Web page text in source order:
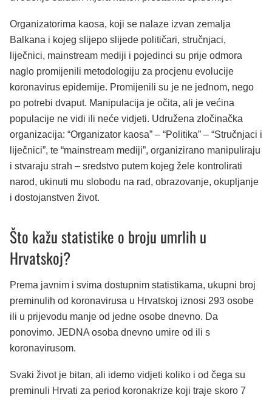
Organizatorima kaosa, koji se nalaze izvan zemalja
Balkana i kojeg slijepo slijede političari, stručnjaci,
liječnici, mainstream mediji i pojedinci su prije odmora
naglo promijenili metodologiju za procjenu evolucije
koronavirus epidemije. Promijenili su je ne jednom, nego
po potrebi dvaput. Manipulacija je očita, ali je većina
populacije ne vidi ili neće vidjeti. Udružena zločinačka
organizacija: “Organizator kaosa” – “Politika” – “Stručnjaci i
liječnici”, te “mainstream mediji”, organizirano manipuliraju
i stvaraju strah – sredstvo putem kojeg žele kontrolirati
narod, ukinuti mu slobodu na rad, obrazovanje, okupljanje
i dostojanstven život.
Što kažu statistike o broju umrlih u
Hrvatskoj?
Prema javnim i svima dostupnim statistikama, ukupni broj
preminulih od koronavirusa u Hrvatskoj iznosi 293 osobe
ili u prijevodu manje od jedne osobe dnevno. Da
ponovimo. JEDNA osoba dnevno umire od ili s
koronavirusom.
Svaki život je bitan, ali idemo vidjeti koliko i od čega su
preminuli Hrvati za period koronakrize koji traje skoro 7